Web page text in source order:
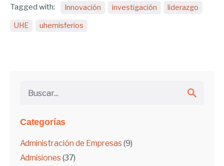
Categorías
Administración de Empresas (9)
Admisiones (37)
Tagged with: Innovación investigación liderazgo
UHE uhemisferios